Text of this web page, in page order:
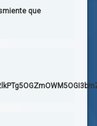
que